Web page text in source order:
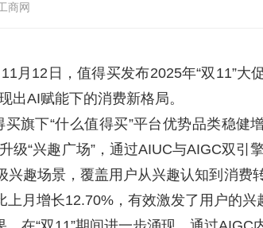
商网
12日，值得买发布2025年“双11”大
出AI赋能下的消费新格局。
旗下“什么值得买”平台优势品类稳健
级“兴趣广场”，通过AIUC与AIGC双引
兴趣场景，覆盖用户从兴趣认知到消费
上月增长12.70%，有效激发了用户的兴